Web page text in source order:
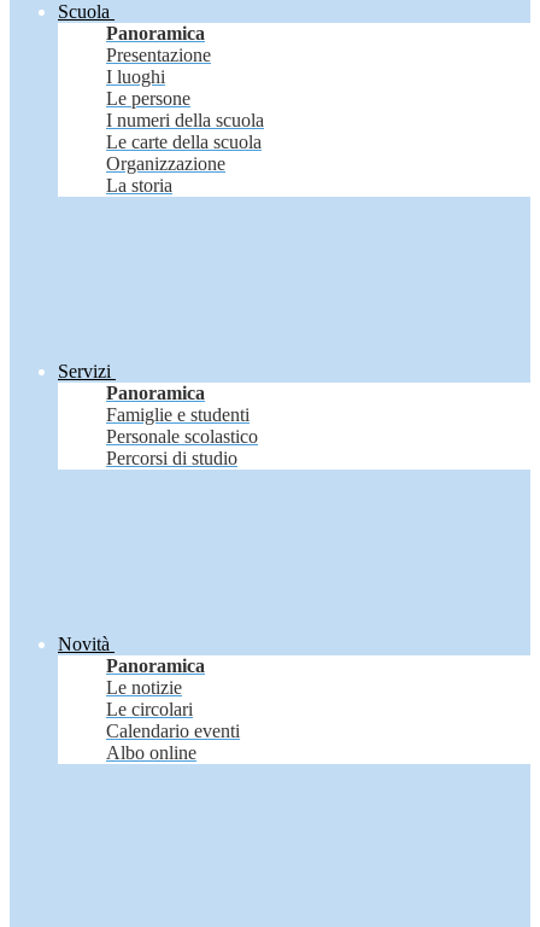
Scuola
Panoramica
Presentazione
I luoghi
Le persone
I numeri della scuola
Le carte della scuola
Organizzazione
La storia
Servizi
Panoramica
Famiglie e studenti
Personale scolastico
Percorsi di studio
Novità
Panoramica
Le notizie
Le circolari
Calendario eventi
Albo online